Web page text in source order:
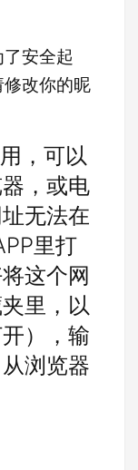
安全起
修改你的昵
，可以
，或电
无法在
里打
这个网
里，以
），输
浏览器